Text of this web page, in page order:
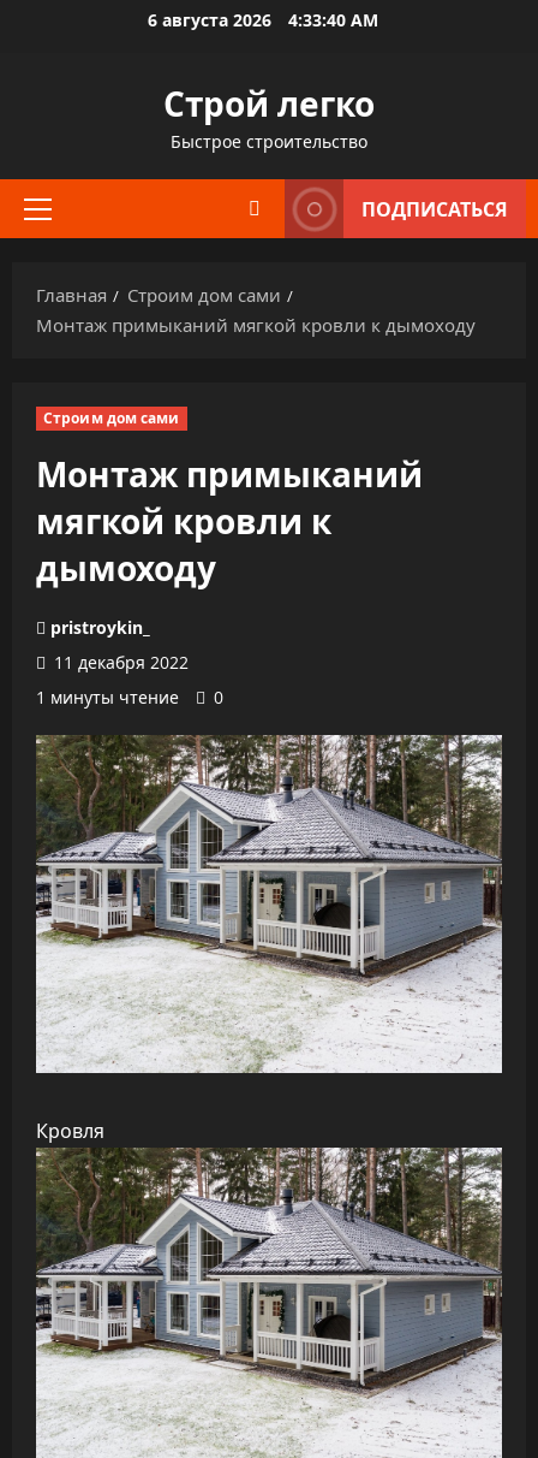
6 августа 2026 4:33:42 AM
Строй легко
Быстрое строительство
Основное
ПОДПИСАТЬСЯ
Главная
Строим дом сами
Монтаж примыканий мягкой кровли к дымоходу
Строим дом сами
Монтаж примыканий
мягкой кровли к
дымоходу
pristroykin_
11 декабря 2022
1 минуты чтение
0
Кровля